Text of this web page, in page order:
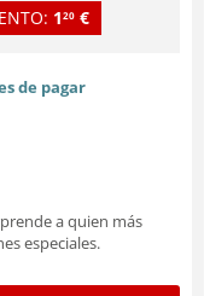
120 €
de pagar
a quien más
especiales.